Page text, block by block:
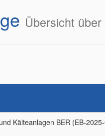
Übersicht
Kälteanlagen BER (EB-